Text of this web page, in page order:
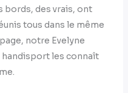
bords, des vrais, ont
tous dans le même
notre Evelyne
les connaît